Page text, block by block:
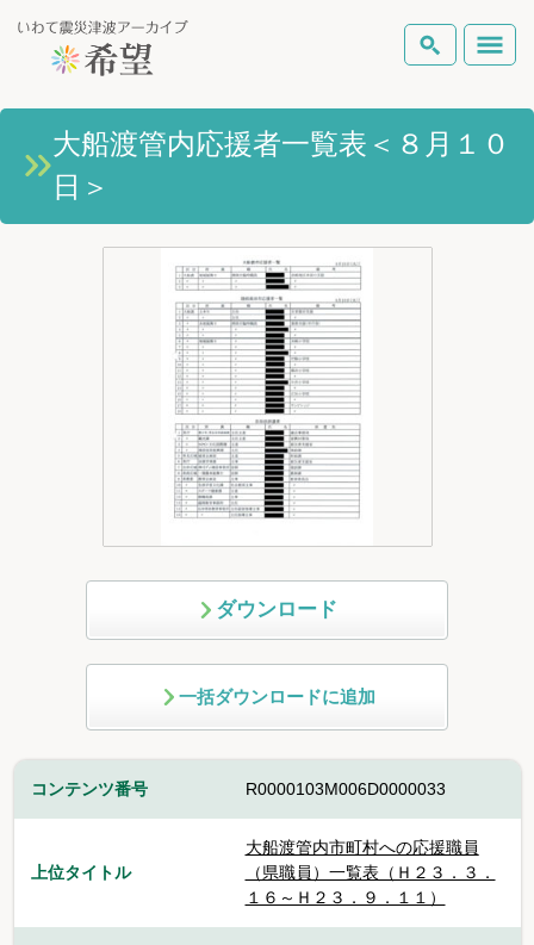
いわて震災津波アーカイブとは
岩手県の被害状況
ピックアップコンテンツ
Foreign Laguage
検索
大船渡管内応援者一覧表＜８月１０
日＞
ダウンロード
一括ダウンロードに追加
コンテンツ番号 R0000103M006D0000033
上位タイトル
大船渡管内市町村への応援職員
（県職員）一覧表（Ｈ２３．３．
１６～Ｈ２３．９．１１）